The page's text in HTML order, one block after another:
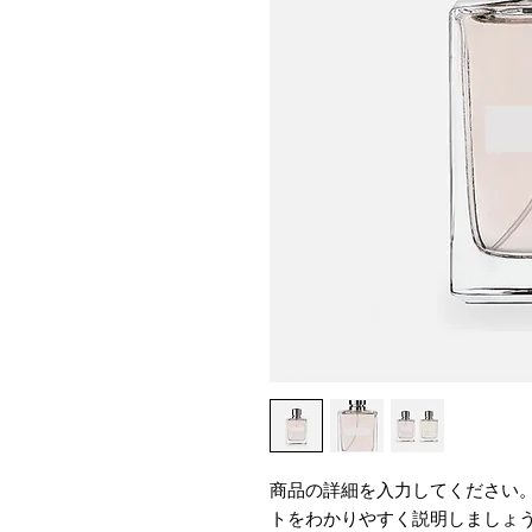
商品の詳細を入力してください
トをわかりやすく説明しましょ